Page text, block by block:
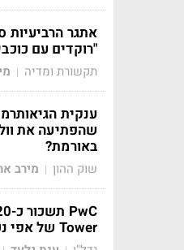
אתגר
"רוקדים עם כוכבים" עם
תקשורת ומדיה |
ענקית
שהפתיעה את
באורמת?
שוק ההון | מירב
Tower של אפי נכסים בוורשה